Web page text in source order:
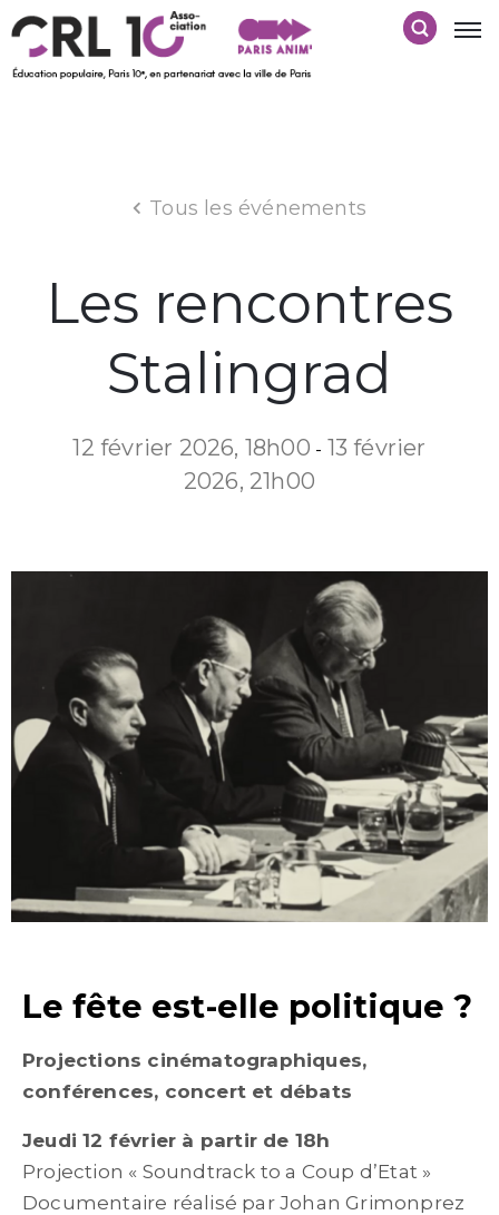
Tous les événements
Les rencontres
Stalingrad
12 février 2026, 18h00 - 13 février
2026, 21h00
Le fête est-elle politique ?
Projections cinématographiques,
conférences, concert et débats
Jeudi 12 février à partir de 18h
Projection « Soundtrack to a Coup d’Etat »
Documentaire réalisé par Johan Grimonprez